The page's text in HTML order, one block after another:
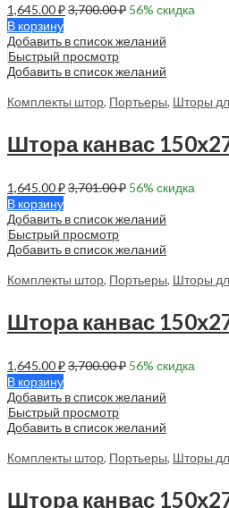
1,645.00₽3,700.00₽ 56% скидка
В корзину
Добавить в список желаний
Быстрый просмотр
Добавить в список желаний
Комплекты штор, Портьеры, Шторы
1,645.00₽3,701.00₽ 56% скидка
В корзину
Добавить в список желаний
Быстрый просмотр
Добавить в список желаний
Комплекты штор, Портьеры, Шторы
1,645.00₽3,700.00₽ 56% скидка
В корзину
Добавить в список желаний
Быстрый просмотр
Добавить в список желаний
Комплекты штор, Портьеры, Шторы